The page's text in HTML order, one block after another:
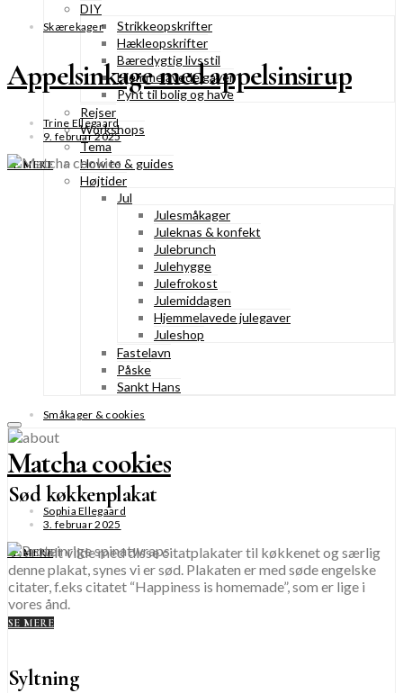
DIY
Strikkeopskrifter
Hækleopskrifter
Bæredygtig livsstil
Hjemmelavede gaver
Pynt til bolig og have
Rejser
Workshops
Tema
How to & guides
Højtider
Jul
Julesmåkager
Juleknas & konfekt
Julebrunch
Julehygge
Julefrokost
Julemiddagen
Hjemmelavede julegaver
Juleshop
Fastelavn
Påske
Sankt Hans
Sød køkkenplakat
Vi er helt vilde med disse citatplakater til køkkenet og særlig
denne plakat, synes vi er sød. Plakaten er med søde engelske
citater, f.eks citatet “Happiness is homemade”, som er lige i
vores ånd.
SE MERE
Syltning
Skærekager
Appelsinkage med appelsinsirup
Trine Ellegaard
9. februar 2025
SE MERE
Småkager & cookies
Matcha cookies
Sophia Ellegaard
3. februar 2025
SE MERE